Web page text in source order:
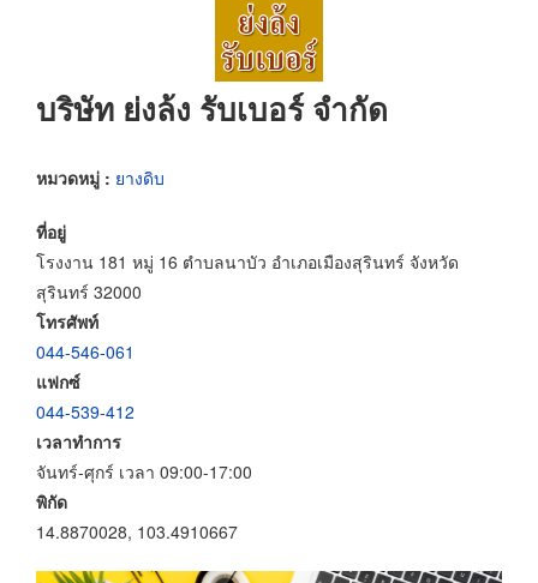
บริษัท ย่งล้ง รับเบอร์ จำกัด
หมวดหมู่ : ยางดิบ
ที่อยู่
โรงงาน 181 หมู่ 16 ตำบลนาบัว อำเภอเมืองสุรินทร์ จังหวัด
สุรินทร์ 32000
โทรศัพท์
044-546-061
แฟกซ์
044-539-412
เวลาทำการ
จันทร์-ศุกร์ เวลา 09:00-17:00
พิกัด
14.8870028, 103.4910667